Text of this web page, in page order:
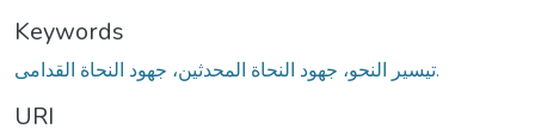
Keywords
تيسير النحو، جهود النحاة المحدثين، جهود النحاة القدامى.
URI